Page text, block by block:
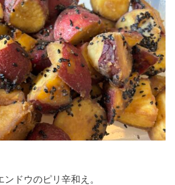
ドウのピリ辛和え。